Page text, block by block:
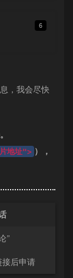
6
，我会尽快
地址"> ），
”
后申请